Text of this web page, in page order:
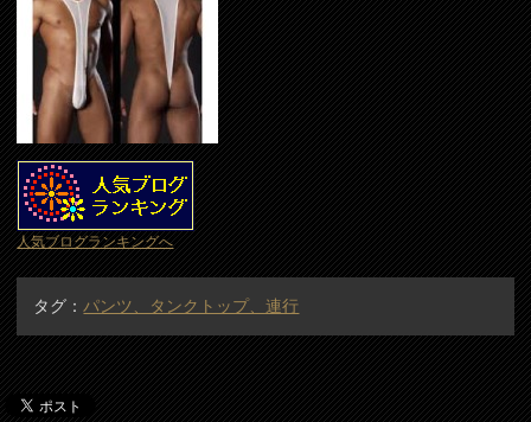
人気ブログランキングへ
タグ： パンツ、タンクトップ、連行